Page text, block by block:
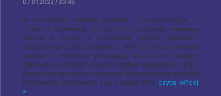
07.01.2022 / 20:45
W przeddzień wielkiej siatkówki „Gazprom-Jugra” –
"Olejarz" (Orenburg) Drużyny MVL rozgrywały regularne
mecze w Surgut 6 wycieczka. SSHOR „Samotlor”
rozpoczął grę dość ociężale z ASK-2, biorąc pierwszy
zestaw z minimalną przewagą, 25:23, i w drugim,
całkowicie poddając się pod każdym względem”., 16:25.
Dopiero po tym zimnym deszczu Niżniewartowsk przestał
lekceważyć przeciwnika i go pokonał 25:8 czytaj wi?cej
»